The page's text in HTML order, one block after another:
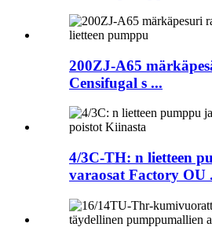
200ZJ-A65
Censifugal s ...
4/3C-TH: n lietteen
varaosat Factory OU